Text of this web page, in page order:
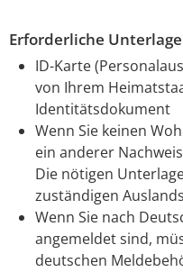
Erforderliche
ID-Karte
von Ihrem
Identitätsdokument
Wenn Sie keinen
ein anderer
Die nötigen
zuständigen
Wenn Sie nach
angemeldet sind,
deutschen